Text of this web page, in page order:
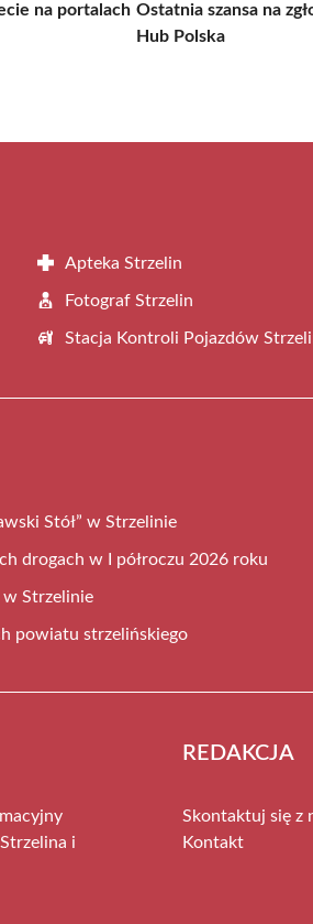
na portalach Ostatnia szansa na
Hub Polska
Apteka Strzelin
Fotograf Strzelin
Stacja Kontroli Pojazdów
Stół” w Strzelinie
drogach w I półroczu 2026 roku
Strzelinie
powiatu strzelińskiego
i
REDAKCJA
Skontaktuj się z
Kontakt